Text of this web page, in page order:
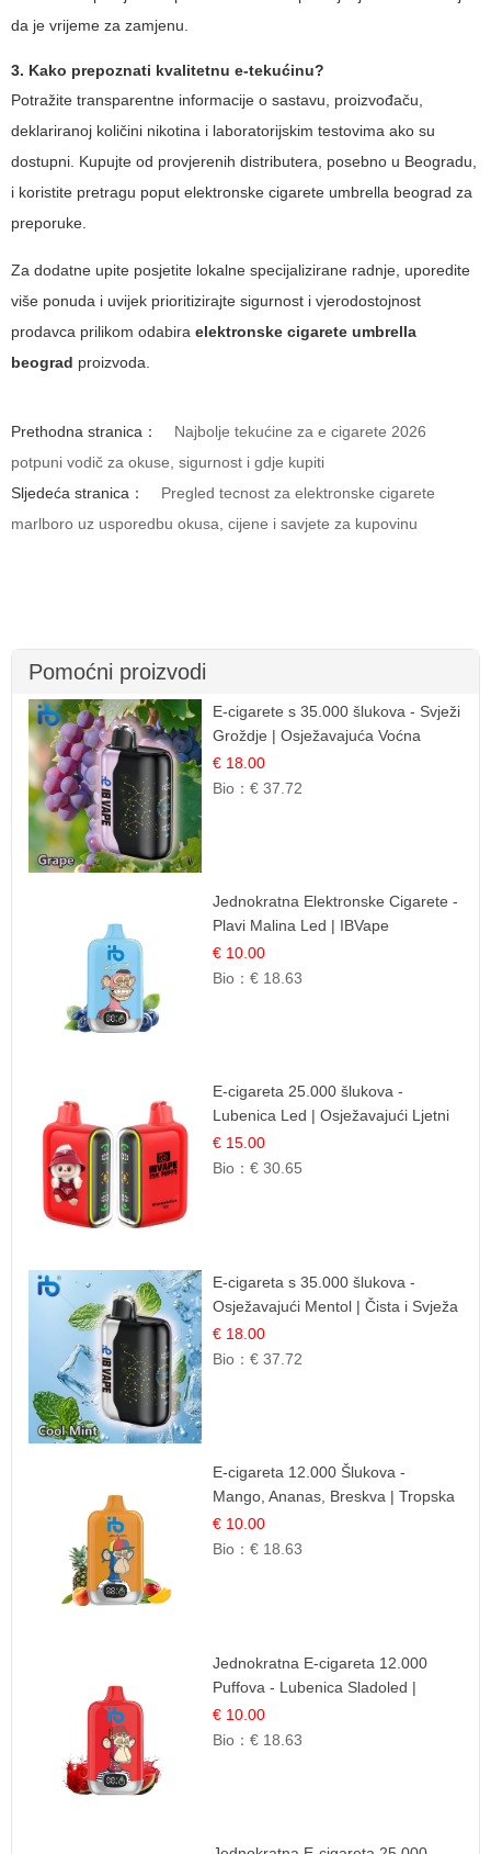
da je vrijeme za zamjenu.
3. Kako prepoznati kvalitetnu e-tekućinu?
Potražite transparentne informacije o sastavu, proizvođaču,
deklariranoj količini nikotina i laboratorijskim testovima ako su
dostupni. Kupujte od provjerenih distributera, posebno u Beogradu,
i koristite pretragu poput elektronske cigarete umbrella beograd za
preporuke.
Za dodatne upite posjetite lokalne specijalizirane radnje, uporedite
više ponuda i uvijek prioritizirajte sigurnost i vjerodostojnost
prodavca prilikom odabira elektronske cigarete umbrella
beograd proizvoda.
Prethodna stranica：
Najbolje tekućine za e cigarete 2026
potpuni vodič za okuse, sigurnost i gdje kupiti
Sljedeća stranica：
Pregled tecnost za elektronske cigarete
marlboro uz usporedbu okusa, cijene i savjete za kupovinu
Pomoćni proizvodi
E-cigarete s 35.000 šlukova - Svježi
Groždje | Osježavajuća Voćna
Aroma
€ 18.00
Bio：€ 37.72
Jednokratna Elektronske Cigarete -
Plavi Malina Led | IBVape
€ 10.00
Bio：€ 18.63
E-cigareta 25.000 šlukova -
Lubenica Led | Osježavajući Ljetni
Okus
€ 15.00
Bio：€ 30.65
E-cigareta s 35.000 šlukova -
Osježavajući Mentol | Čista i Svježa
Okus
€ 18.00
Bio：€ 37.72
E-cigareta 12.000 Šlukova -
Mango, Ananas, Breskva | Tropska
Voćna Mješavina
€ 10.00
Bio：€ 18.63
Jednokratna E-cigareta 12.000
Puffova - Lubenica Sladoled |
Ljetna Desertna Aroma
€ 10.00
Bio：€ 18.63